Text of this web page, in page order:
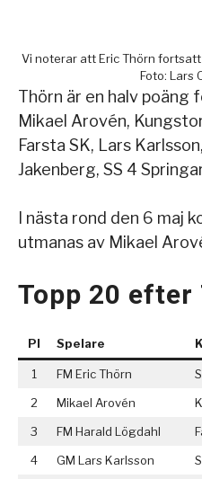
Vi noterar att Eric Thörn
Foto: Lars
Thörn är en halv
Mikael Arovén,
Farsta SK, Lars
Jakenberg, SS 4
I nästa rond den 6 maj
utmanas av Mikael
Topp 20 efter
Pl Spelare
1 FM Eric Thörn
2
Mikael Arovén
3
FM Harald Lögdahl
4
GM Lars Karlsson